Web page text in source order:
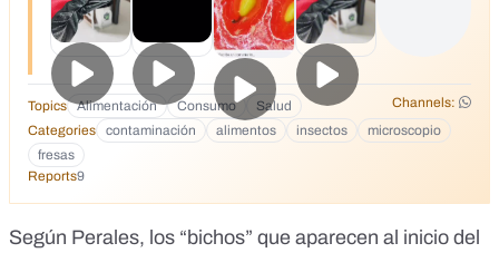
Topics Alimentación Consumo Salud
Channels:
Categories
contaminación alimentos insectos
microscopio
fresas
Reports9
Según Perales, los “bichos” que aparecen al inicio del